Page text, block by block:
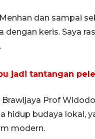
dan sampai
keris. Saya
jadi tantangan
Prof
hidup budaya lokal,
modern.